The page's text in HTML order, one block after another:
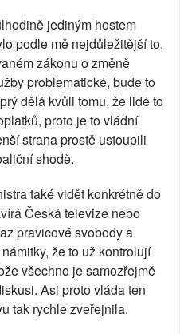
jediným hostem
podle mě nejdůležitější to,
zákonu o změně
problematické, bude to
dělá kvůli tomu, že lidé to
proto je to vládní
strana prostě ustoupili
shodě.
také vidět konkrétně do
Česká televize nebo
pravicové svobody a
že to už kontrolují
všechno je samozřejmě
Asi proto vláda ten
tak rychle zveřejnila.